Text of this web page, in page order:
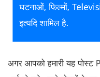
घटनाओं, फिल्मों,
इत्यदि शामिल है.
अगर आपको हमारी यह